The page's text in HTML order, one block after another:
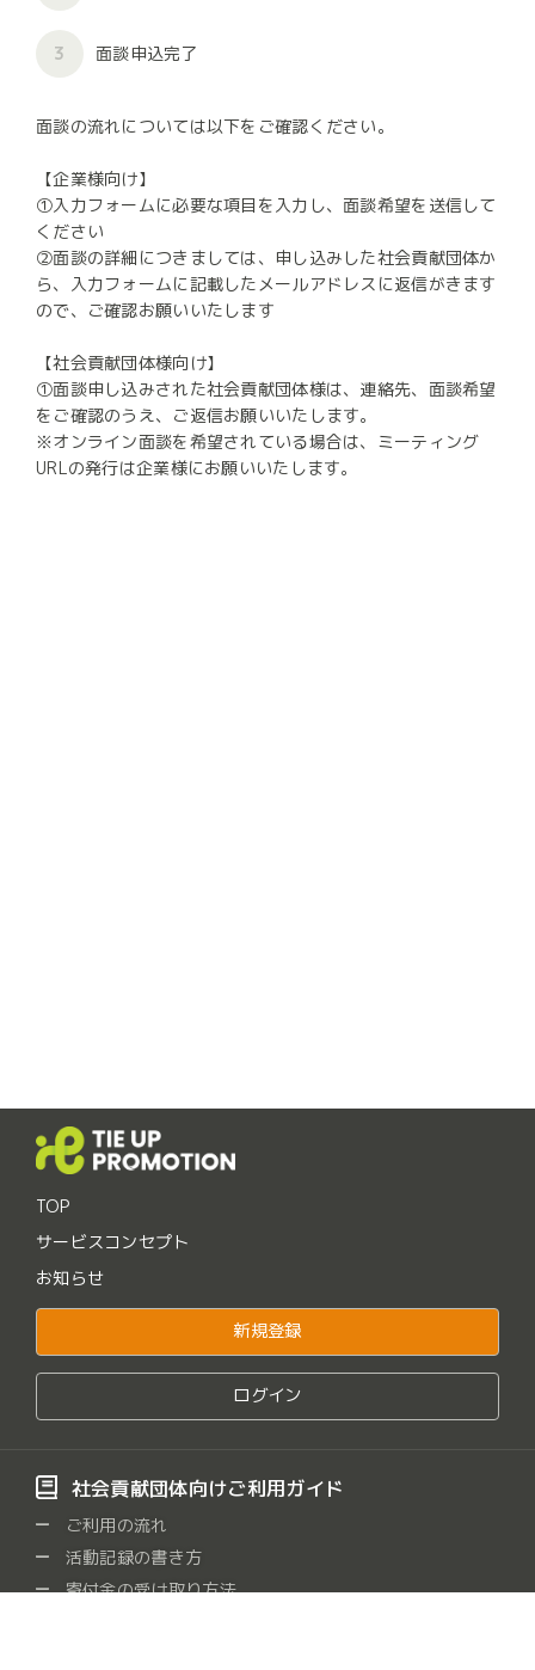
3 面談申込完了
面談の流れについては以下をご確認ください。
【企業様向け】
①入力フォームに必要な項目を入力し、面談希望を送信して
ください
②面談の詳細につきましては、申し込みした社会貢献団体か
ら、入力フォームに記載したメールアドレスに返信がきます
ので、ご確認お願いいたします
【社会貢献団体様向け】
①面談申し込みされた社会貢献団体様は、連絡先、面談希望
をご確認のうえ、ご返信お願いいたします。
※オンライン面談を希望されている場合は、ミーティング
URLの発行は企業様にお願いいたします。
TOP
サービスコンセプト
お知らせ
新規登録
ログイン
社会貢献団体向けご利用ガイド
ご利用の流れ
活動記録の書き方
寄付金の受け取り方法